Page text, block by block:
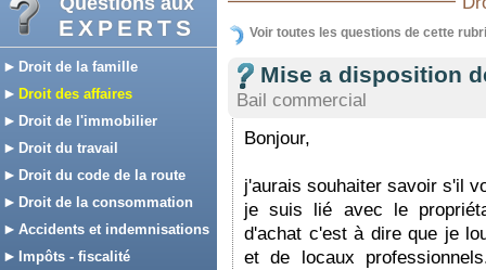
EXPERTS
Droit de la famille
Droit des affaires
Droit de l'immobilier
Droit du travail
Droit du code de la route
Droit de la consommation
Accidents et indemnisations
Impôts - fiscalité
Voir toutes les questions de cette
Mise a disposition
Bail commercial
Bonjour,
j'aurais souhaiter savoir s'il
je suis lié avec le
d'achat c'est à dire que je
et de locaux